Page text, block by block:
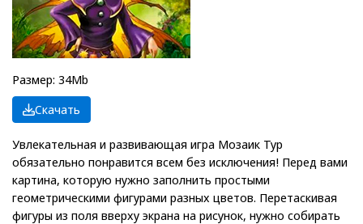
Размер: 34Mb
Скачать
Увлекательная и развивающая игра Мозаик Тур
обязательно понравится всем без исключения! Перед вами
картина, которую нужно заполнить простыми
геометрическими фигурами разных цветов. Перетаскивая
фигуры из поля вверху экрана на рисунок, нужно собирать